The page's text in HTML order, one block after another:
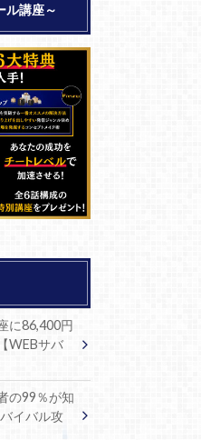
ル講座～
に86,400円
WEBサバ
の99％が知
イバル攻